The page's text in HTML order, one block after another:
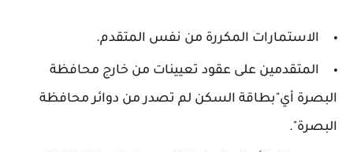
الاستمارات المكررة من نفس المتقدم.
المتقدمين على عقود تعيينات من خارج محافظة
البصرة أي"بطاقة السكن لم تصدر من دوائر محافظة
البصرة".